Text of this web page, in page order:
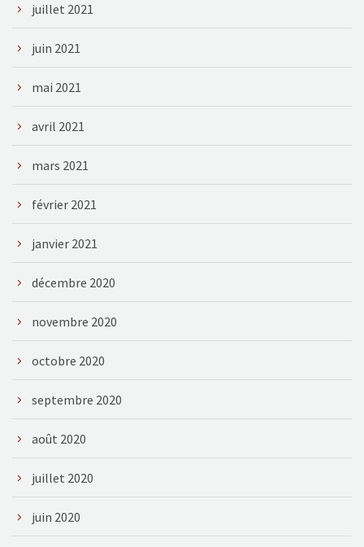
juillet 2021
juin 2021
mai 2021
avril 2021
mars 2021
février 2021
janvier 2021
décembre 2020
novembre 2020
octobre 2020
septembre 2020
août 2020
juillet 2020
juin 2020